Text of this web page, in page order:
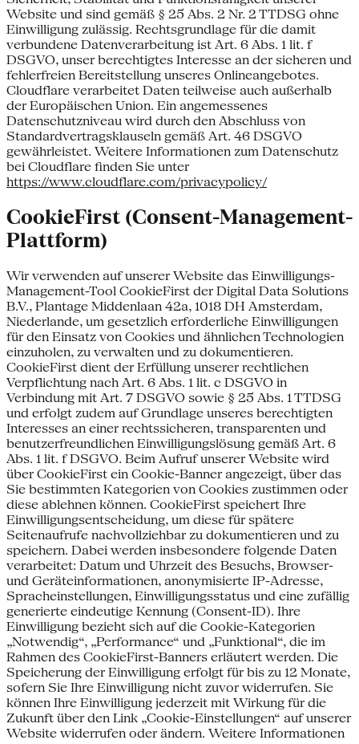
Website und sind gemäß § 25 Abs. 2 Nr. 2 TTDSG ohne
Einwilligung zulässig. Rechtsgrundlage für die damit
verbundene Datenverarbeitung ist Art. 6 Abs. 1 lit. f
DSGVO, unser berechtigtes Interesse an der sicheren und
fehlerfreien Bereitstellung unseres Onlineangebotes.
Cloudflare verarbeitet Daten teilweise auch außerhalb
der Europäischen Union. Ein angemessenes
Datenschutzniveau wird durch den Abschluss von
Standardvertragsklauseln gemäß Art. 46 DSGVO
gewährleistet. Weitere Informationen zum Datenschutz
bei Cloudflare finden Sie unter
https://www.cloudflare.com/privacypolicy/
CookieFirst (Consent-Management-
Plattform)
Wir verwenden auf unserer Website das Einwilligungs-
Management-Tool CookieFirst der Digital Data Solutions
B.V., Plantage Middenlaan 42a, 1018 DH Amsterdam,
Niederlande, um gesetzlich erforderliche Einwilligungen
für den Einsatz von Cookies und ähnlichen Technologien
einzuholen, zu verwalten und zu dokumentieren.
CookieFirst dient der Erfüllung unserer rechtlichen
Verpflichtung nach Art. 6 Abs. 1 lit. c DSGVO in
Verbindung mit Art. 7 DSGVO sowie § 25 Abs. 1 TTDSG
und erfolgt zudem auf Grundlage unseres berechtigten
Interesses an einer rechtssicheren, transparenten und
benutzerfreundlichen Einwilligungslösung gemäß Art. 6
Abs. 1 lit. f DSGVO. Beim Aufruf unserer Website wird
über CookieFirst ein Cookie-Banner angezeigt, über das
Sie bestimmten Kategorien von Cookies zustimmen oder
diese ablehnen können. CookieFirst speichert Ihre
Einwilligungsentscheidung, um diese für spätere
Seitenaufrufe nachvollziehbar zu dokumentieren und zu
speichern. Dabei werden insbesondere folgende Daten
verarbeitet: Datum und Uhrzeit des Besuchs, Browser-
und Geräteinformationen, anonymisierte IP-Adresse,
Spracheinstellungen, Einwilligungsstatus und eine zufällig
generierte eindeutige Kennung (Consent-ID). Ihre
Einwilligung bezieht sich auf die Cookie-Kategorien
„Notwendig“, „Performance“ und „Funktional“, die im
Rahmen des CookieFirst-Banners erläutert werden. Die
Speicherung der Einwilligung erfolgt für bis zu 12 Monate,
sofern Sie Ihre Einwilligung nicht zuvor widerrufen. Sie
können Ihre Einwilligung jederzeit mit Wirkung für die
Zukunft über den Link „Cookie-Einstellungen“ auf unserer
Website widerrufen oder ändern. Weitere Informationen